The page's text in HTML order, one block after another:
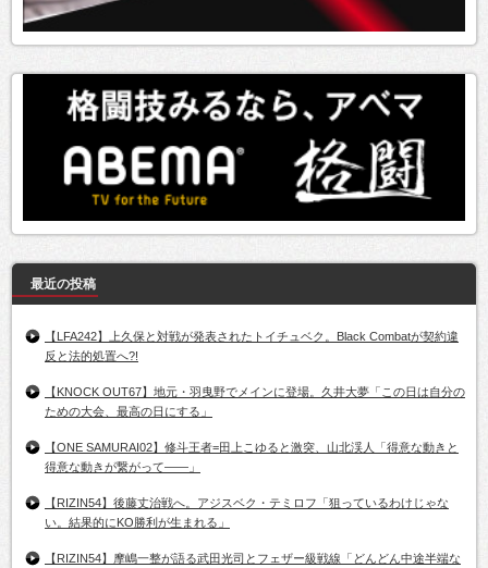
最近の投稿
【LFA242】上久保と対戦が発表されたトイチュベク。Black Combatが契約違
反と法的処置へ?!
【KNOCK OUT67】地元・羽曳野でメインに登場。久井大夢「この日は自分の
ための大会、最高の日にする」
【ONE SAMURAI02】修斗王者=田上こゆると激突、山北渓人「得意な動きと
得意な動きが繋がって――」
【RIZIN54】後藤丈治戦へ。アジスベク・テミロフ「狙っているわけじゃな
い。結果的にKO勝利が生まれる」
【RIZIN54】摩嶋一整が語る武田光司とフェザー級戦線「どんどん中途半端な